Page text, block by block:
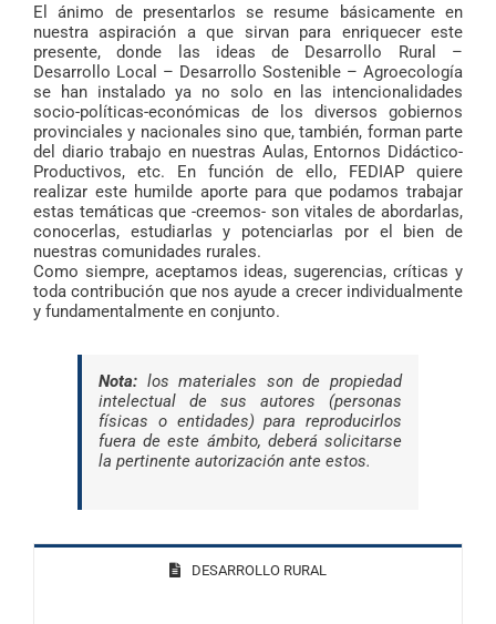
El ánimo de presentarlos se resume básicamente en
nuestra aspiración a que sirvan para enriquecer este
presente, donde las ideas de Desarrollo Rural –
Desarrollo Local – Desarrollo Sostenible – Agroecología
se han instalado ya no solo en las intencionalidades
socio-políticas-económicas de los diversos gobiernos
provinciales y nacionales sino que, también, forman parte
del diario trabajo en nuestras Aulas, Entornos Didáctico-
Productivos, etc. En función de ello, FEDIAP quiere
realizar este humilde aporte para que podamos trabajar
estas temáticas que -creemos- son vitales de abordarlas,
conocerlas, estudiarlas y potenciarlas por el bien de
nuestras comunidades rurales.
Como siempre, aceptamos ideas, sugerencias, críticas y
toda contribución que nos ayude a crecer individualmente
y fundamentalmente en conjunto.
Nota: los materiales son de propiedad
intelectual de sus autores (personas
físicas o entidades) para reproducirlos
fuera de este ámbito, deberá solicitarse
la pertinente autorización ante estos.
DESARROLLO RURAL